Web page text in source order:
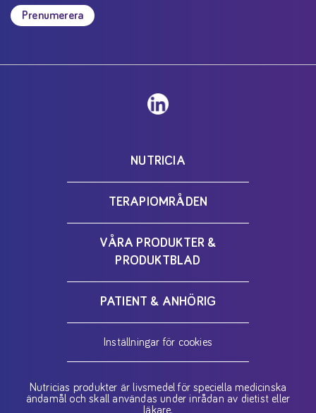
Prenumerera
NUTRICIA
TERAPIOMRÅDEN
VÅRA PRODUKTER &
PRODUKTBLAD
PATIENT & ANHÖRIG
Inställningar för cookies
Nutricias produkter är livsmedel för speciella medicinska
ändamål och skall användas under inrådan av dietist eller
läkare.